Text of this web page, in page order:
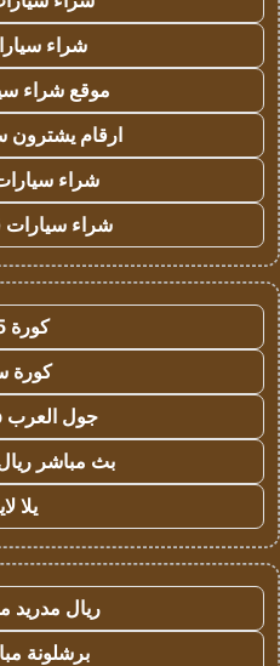
شراء
موقع شراء
ارقام يشترون
شراء
شراء سيارات
كورة 365
كورة
جول العرب goalarab
بث مباشر
يلا
ريال مدريد
برشلونة